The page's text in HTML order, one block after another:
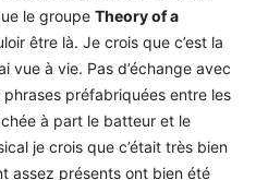
le groupe Theory of a
être là. Je crois que c’est la
vue à vie. Pas d’échange avec
préfabriquées entre les
à part le batteur et le
je crois que c’était très bien
assez présents ont bien été